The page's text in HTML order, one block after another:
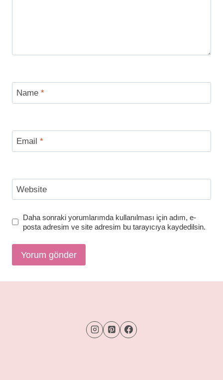
Name *
Email *
Website
Daha sonraki yorumlarımda kullanılması için adım, e-
posta adresim ve site adresim bu tarayıcıya kaydedilsin.